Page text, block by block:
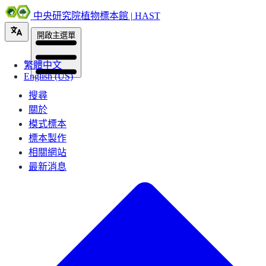
中央研究院植物標本館 | HAST
繁體中文
English (US)
開啟主選單
搜尋
關於
模式標本
標本製作
相關網站
最新消息